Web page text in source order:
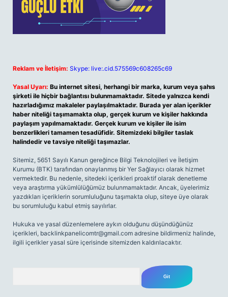
Reklam ve İletişim: Skype: live:.cid.575569c608265c69
Yasal Uyarı: Bu internet sitesi, herhangi bir marka, kurum veya şahıs
şirketi ile hiçbir bağlantısı bulunmamaktadır. Sitede yalnızca kendi
hazırladığımız makaleler paylaşılmaktadır. Burada yer alan içerikler
haber niteliği taşımamakta olup, gerçek kurum ve kişiler hakkında
paylaşım yapılmamaktadır. Gerçek kurum ve kişiler ile isim
benzerlikleri tamamen tesadüfidir. Sitemizdeki bilgiler taslak
halindedir ve tavsiye niteliği taşımazlar.
Sitemiz, 5651 Sayılı Kanun gereğince Bilgi Teknolojileri ve İletişim
Kurumu (BTK) tarafından onaylanmış bir Yer Sağlayıcı olarak hizmet
vermektedir. Bu nedenle, sitedeki içerikleri proaktif olarak denetleme
veya araştırma yükümlülüğümüz bulunmamaktadır. Ancak, üyelerimiz
yazdıkları içeriklerin sorumluluğunu taşımakta olup, siteye üye olarak
bu sorumluluğu kabul etmiş sayılırlar.
Hukuka ve yasal düzenlemelere aykırı olduğunu düşündüğünüz
içerikleri, backlinkpanelicomtr@gmail.com adresine bildirmeniz halinde,
ilgili içerikler yasal süre içerisinde sitemizden kaldırılacaktır.